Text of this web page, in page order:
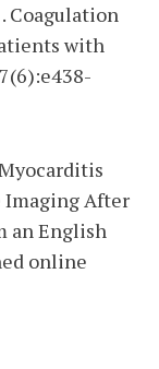
. Coagulation
with
Imaging After
an English
online